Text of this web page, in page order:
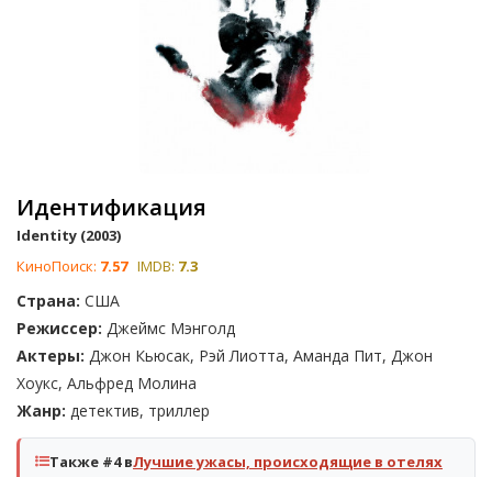
Идентификация
Identity (2003)
КиноПоиск: 7.57 IMDB: 7.3
Страна: США
Режиссер: Джеймс Мэнголд
Актеры: Джон Кьюсак, Рэй Лиотта, Аманда Пит, Джон
Хоукс, Альфред Молина
Жанр: детектив, триллер
Также #4 вЛучшие ужасы, происходящие в отелях